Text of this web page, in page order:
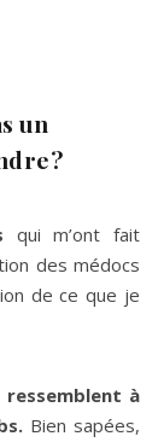
un
qui m’ont fait
des médocs
de ce que je
ressemblent à
Bien sapées,